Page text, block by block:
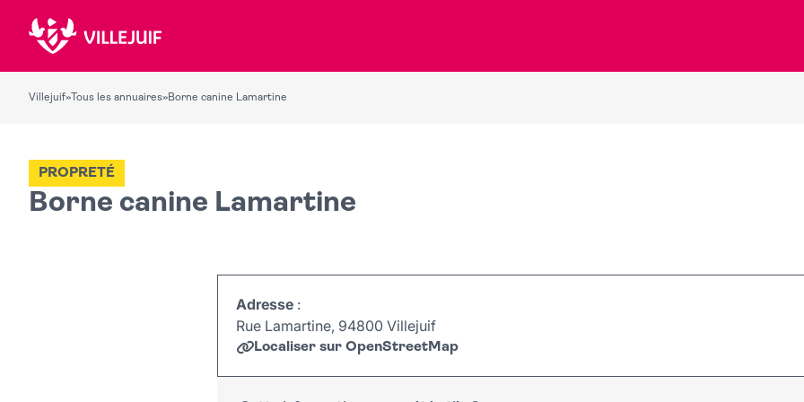
Villejuif» Tous les annuaires»Borne canine Lamartine
Borne canine Lamartine
PROPRETÉ
Adresse :
Rue Lamartine, 94800 Villejuif
Localiser sur OpenStreetMap
+